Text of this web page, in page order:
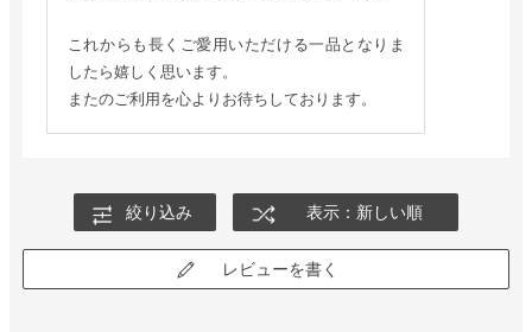
これからも長くご愛用いただける一品となりま
したら嬉しく思います。
またのご利用を心よりお待ちしております。
絞り込み 表示：新しい順
レビューを書く